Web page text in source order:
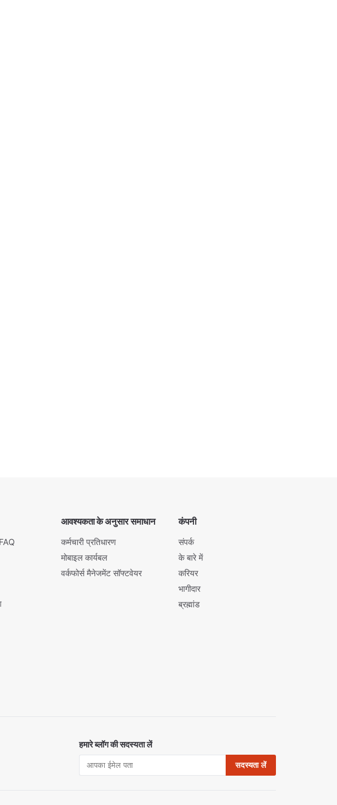
आवश्यकता के अनुसार समाधान
कर्मचारी प्रतिधारण
मोबाइल कार्यबल
वर्कफोर्स मैनेजमेंट सॉफ्टवेयर
कंपनी
संपर्क
के बारे में
करियर
भागीदार
ब्रह्मांड
हमारे ब्लॉग की सदस्यता लें
सदस्यता लें